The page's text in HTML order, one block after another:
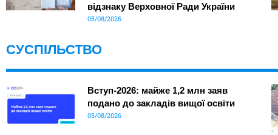
відзнаку Верховної Ради України
05/08/2026
СУСПІЛЬСТВО
Вступ-2026: майже 1,2 млн заяв
подано до закладів вищої освіти
05/08/2026